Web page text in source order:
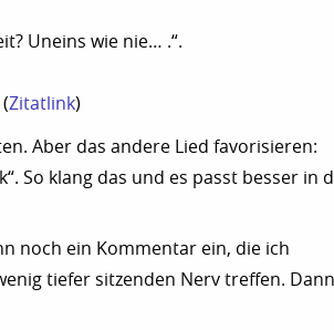
Uneins wie nie… .“.
(Zitatlink)
Aber das andere Lied favorisieren:
So klang das und es passt besser in
noch ein Kommentar ein, die ich
tiefer sitzenden Nerv treffen. Dann